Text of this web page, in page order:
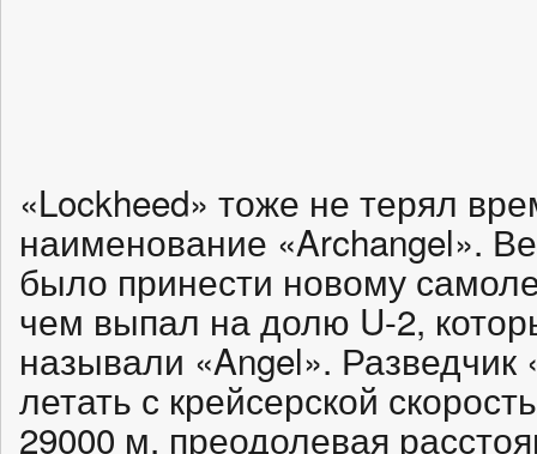
«Lockheed» тоже не терял
наименование «Archangel».
было принести новому
чем выпал на долю U-2,
называли «Angel».
летать с крейсерской
29000 м, преодолевая